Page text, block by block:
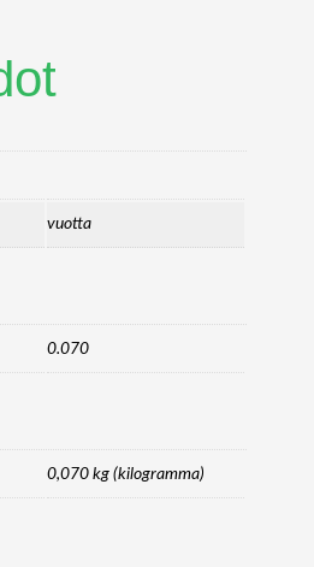
A
T
S
m
ä
vuotta
0.070
0,070 kg (kilogramma)